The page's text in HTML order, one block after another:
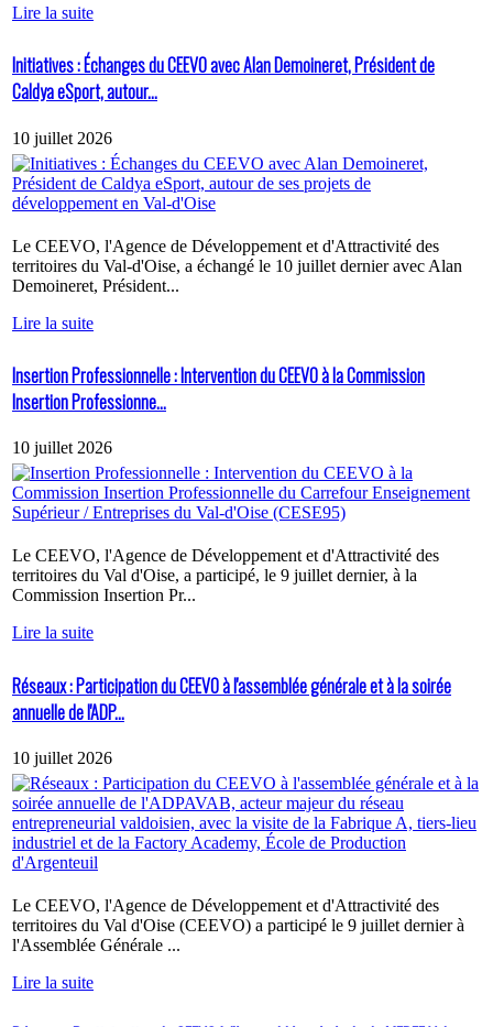
Lire la suite
Initiatives : Échanges du CEEVO avec Alan Demoineret, Président de
Caldya eSport, autour...
10 juillet 2026
Le CEEVO, l'Agence de Développement et d'Attractivité des
territoires du Val-d'Oise, a échangé le 10 juillet dernier avec Alan
Demoineret, Président...
Lire la suite
Insertion Professionnelle : Intervention du CEEVO à la Commission
Insertion Professionne...
10 juillet 2026
Le CEEVO, l'Agence de Développement et d'Attractivité des
territoires du Val d'Oise, a participé, le 9 juillet dernier, à la
Commission Insertion Pr...
Lire la suite
Réseaux : Participation du CEEVO à l'assemblée générale et à la soirée
annuelle de l'ADP...
10 juillet 2026
Le CEEVO, l'Agence de Développement et d'Attractivité des
territoires du Val d'Oise (CEEVO) a participé le 9 juillet dernier à
l'Assemblée Générale ...
Lire la suite